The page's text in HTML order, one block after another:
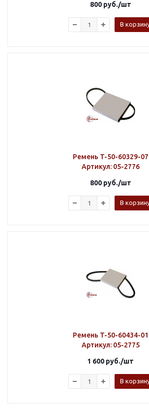
800руб./шт
В
Ремень T-50-60329-07
Артикул: 05-2776
800руб./шт
В
Ремень T-50-60434-01
Артикул: 05-2775
1 600 руб./шт
В